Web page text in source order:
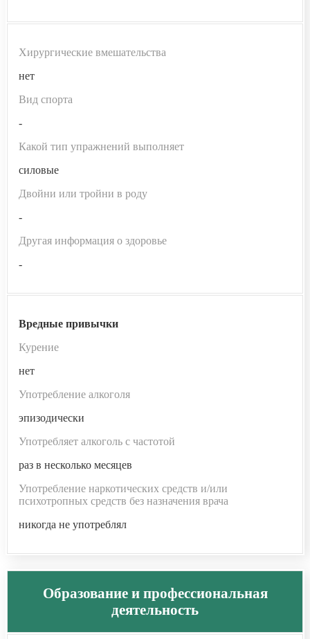
Хирургические вмешательства
нет
Вид спорта
-
Какой тип упражнений выполняет
силовые
Двойни или тройни в роду
-
Другая информация о здоровье
-
Вредные привычки
Курение
нет
Употребление алкоголя
эпизодически
Употребляет алкоголь с частотой
раз в несколько месяцев
Употребление наркотических средств и/или
психотропных средств без назначения врача
никогда не употреблял
Образование и профессиональная
деятельность